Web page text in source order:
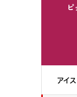
アイ